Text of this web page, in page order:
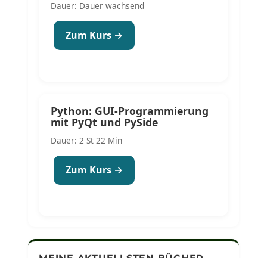
Dauer: Dauer wachsend
Zum Kurs →
Python: GUI-Programmierung
mit PyQt und PySide
Dauer: 2 St 22 Min
Zum Kurs →